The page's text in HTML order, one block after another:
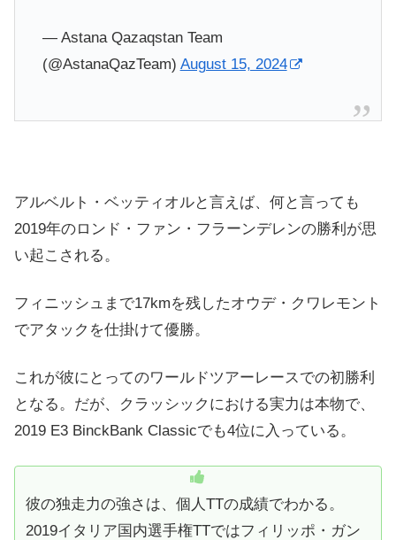
— Astana Qazaqstan Team
(@AstanaQazTeam) August 15, 2024
アルベルト・ベッティオルと言えば、何と言っても
2019年のロンド・ファン・フラーンデレンの勝利が思
い起こされる。
フィニッシュまで17kmを残したオウデ・クワレモント
でアタックを仕掛けて優勝。
これが彼にとってのワールドツアーレースでの初勝利
となる。だが、クラッシックにおける実力は本物で、
2019 E3 BinckBank Classicでも4位に入っている。
彼の独走力の強さは、個人TTの成績でわかる。
2019イタリア国内選手権TTではフィリッポ・ガン